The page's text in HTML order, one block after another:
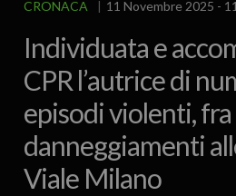
CRONACA 11 Novembre 2025 -
Individuata e
CPR l’autrice di
episodi violenti, fra
danneggiamenti
Viale Milano